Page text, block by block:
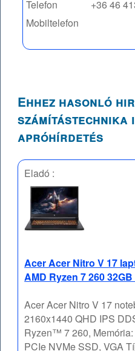
Telefon
+36 46
Mobiltelefon
Ehhez hasonló
számítástechnika
apróhírdetés
Eladó :
Acer Acer Nitro V 17
AMD Ryzen 7 260
Acer Acer Nitro V 17
2160x1440 QHD IPS
Ryzen™ 7 260,
PCIe NVMe SSD, VGA